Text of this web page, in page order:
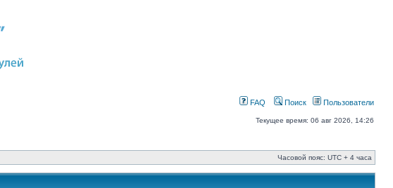
FAQ Поиск Пользователи
Текущее время: 06 авг 2026, 14:26
Часовой пояс: UTC + 4 часа